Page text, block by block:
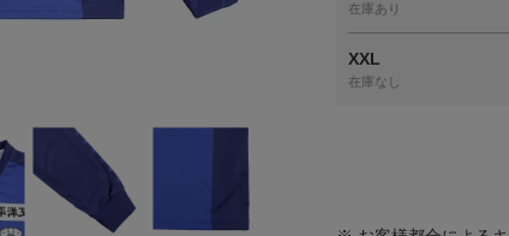
在庫あり
XXL
在庫なし